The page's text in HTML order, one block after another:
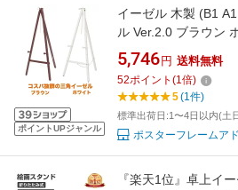
ポイントUPジャンル
イーゼル 木製 (B1
ル Ver.2.0 ブラウン
ルスタンド スタンド
しゃれ ポスター パ
ド 看板 メニュー 店
5,746 円 送料無料
52ポイント (1倍)
5(1件)
標準出荷日:1〜4日以内(土
ポスターフレームア
『楽天1位』卓上イ